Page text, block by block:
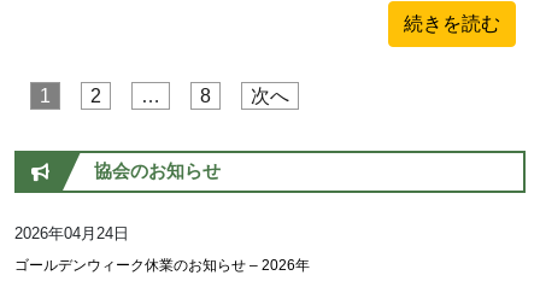
続きを読む
投稿のページ送り
1 2 … 8 次へ
協会のお知らせ
2026年04月24日
ゴールデンウィーク休業のお知らせ – 2026年